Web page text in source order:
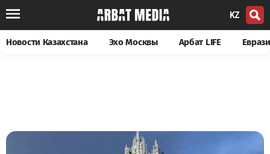
KZ
Новости Казахстана Эхо Москвы Арбат LIFE